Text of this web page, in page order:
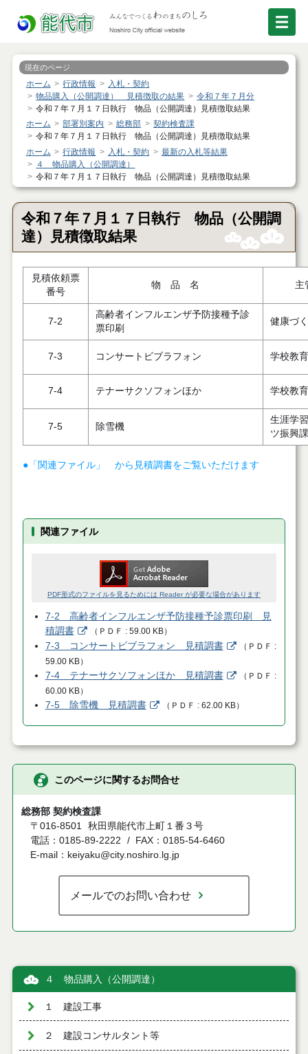
現在のページ
ホーム 行政情報
入札・契約
物品購入（公開調達） 見積徴取の結果
令和７年７月分
令和７年７月１７日執行 物品（公開調達）見積徴取結果
ホーム
部署別案内 総務部
契約検査課
令和７年７月１７日執行 物品（公開調達）見積徴取結果
ホーム
行政情報 入札・契約
最新の入札等結果
４ 物品購入（公開調達）
令和７年７月１７日執行 物品（公開調達）見積徴取結果
令和７年７月１７日執行 物品（公開調
達）見積徴取結果
見積依頼票
番号
物 品 名 主
7-2
高齢者インフルエンザ予防接種予診
票印刷
健康づ
7-3 コンサートビブラフォン 学校教
7-4 テナーサクソフォンほか 学校教
7-5 除雪機
生涯学
ツ振興課
●「関連ファイル」 から見積調書をご覧いただけます
関連ファイル
PDF形式のファイルを見るためには Reader が必要な場合があります
7-2 高齢者インフルエンザ予防接種予診票印刷 見
積調書
（ ＰＤＦ 59.00 KB）
7-3 コンサートビブラフォン 見積調書 （ ＰＤＦ
59.00 KB）
7-4 テナーサクソフォンほか 見積調書 （ ＰＤＦ
60.00 KB）
7-5 除雪機 見積調書 （ ＰＤＦ 62.00 KB）
このページに関するお問合せ
総務部 契約検査課
〒016-8501 秋田県能代市上町１番３号
電話：0185-89-2222
FAX：0185-54-6460
E-mail：keiyaku@city.noshiro.lg.jp
メールでのお問い合わせ
４ 物品購入（公開調達）
１ 建設工事
２ 建設コンサルタント等